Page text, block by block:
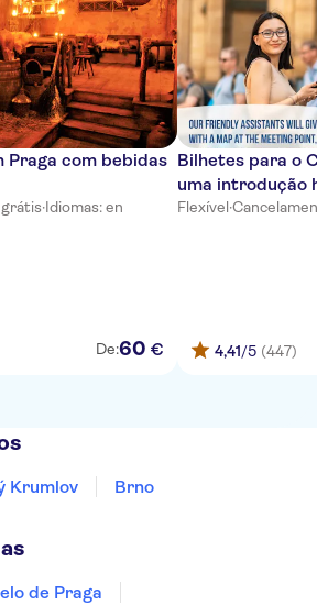
Praga com bebidas
·Idiomas: en
De:60 €
Bilhetes para o
uma introdução
Flexível·
4,41/5 (447)
Krumlov Brno
de Praga